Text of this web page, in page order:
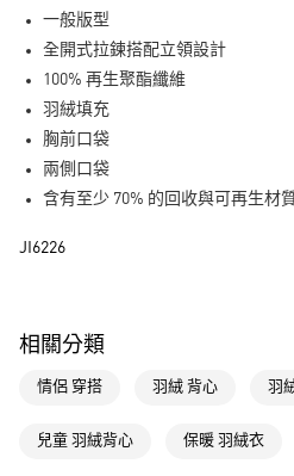
LINE Pay
全家取貨付款
每筆NT$80，滿NT$1,500(含以上)免運
付款後全家取貨
每筆NT$80，滿NT$1,500(含以上)免運
付款後萊爾富取貨
一般版型
全開式拉鍊搭配立領設計
100% 再生聚酯纖維
羽絨填充
胸前口袋
兩側口袋
含有至少 70% 的回收與可再生材質
JI6226
相關分類
情侶 穿搭 羽絨 背心 羽
兒童 羽絨背心 保暖 羽絨衣